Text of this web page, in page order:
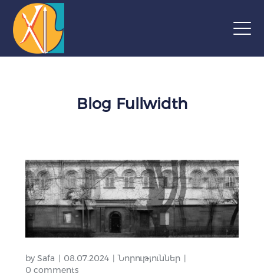
Blog Fullwidth
by Safa 08.07.2024
Նորություններ
0 comments